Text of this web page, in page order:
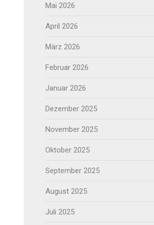
Mai 2026
April 2026
März 2026
Februar 2026
Januar 2026
Dezember 2025
November 2025
Oktober 2025
September 2025
August 2025
Juli 2025